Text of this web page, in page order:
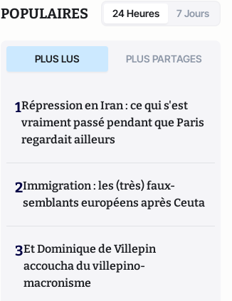
POPULAIRES 24 Heures 7 Jours
PLUS LUS PLUS PARTAGES
1Répression en Iran : ce qui s'est
vraiment passé pendant que Paris
regardait ailleurs
2Immigration : les (très) faux-
semblants européens après Ceuta
3Et Dominique de Villepin
accoucha du villepino-
macronisme